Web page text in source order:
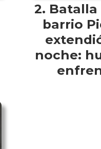
Batalla
barrio
noche: